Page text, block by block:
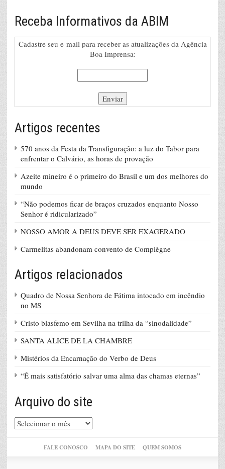
Receba Informativos da ABIM
Cadastre seu e-mail para receber as atualizações da Agência
Boa Imprensa:
Artigos recentes
570 anos da Festa da Transfiguração: a luz do Tabor para
enfrentar o Calvário, as horas de provação
Azeite mineiro é o primeiro do Brasil e um dos melhores do
mundo
“Não podemos ficar de braços cruzados enquanto Nosso
Senhor é ridicularizado”
NOSSO AMOR A DEUS DEVE SER EXAGERADO
Carmelitas abandonam convento de Compiègne
Artigos relacionados
Quadro de Nossa Senhora de Fátima intocado em incêndio
no MS
Cristo blasfemo em Sevilha na trilha da “sinodalidade”
SANTA ALICE DE LA CHAMBRE
Mistérios da Encarnação do Verbo de Deus
“É mais satisfatório salvar uma alma das chamas eternas”
Arquivo do site
Arquivo
do
FALE CONOSCO MAPA DO SITE QUEM SOMOS